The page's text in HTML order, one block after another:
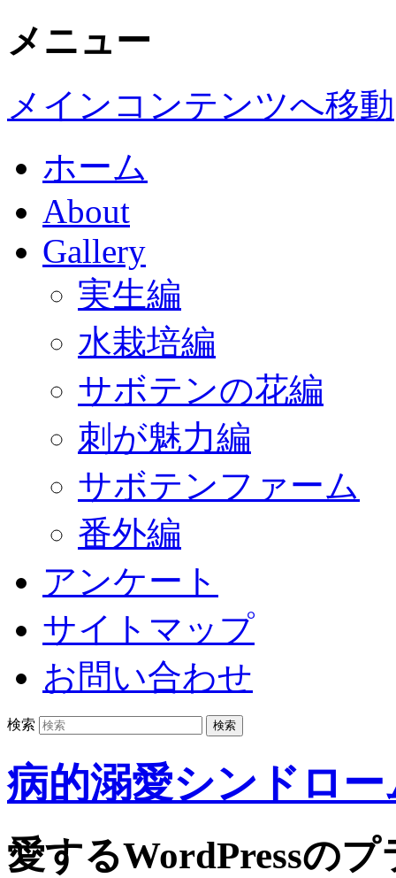
メニュー
メインコンテンツへ移動
ホーム
About
Gallery
実生編
水栽培編
サボテンの花編
刺が魅力編
サボテンファーム
番外編
アンケート
サイトマップ
お問い合わせ
検索
病的溺愛シンドロー
愛するWordPressの